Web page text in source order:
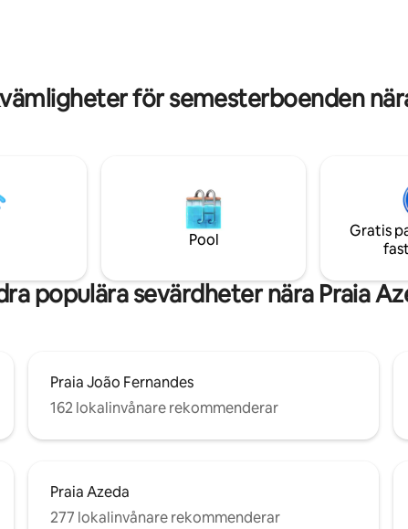
Ossos Beach. 11 minuters
till Azeda och Azedinha
e infantil. Wi-Fi na casa e
comum do condomínio.
för semesterboenden
Pool
Gratis
populära sevärdheter nära Praia
Praia João Fernandes
162 lokalinvånare rekommenderar
Praia Azeda
277 lokalinvånare rekommenderar